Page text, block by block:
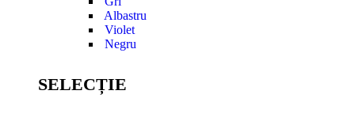
Albastru
Violet
Negru
SELECȚIE